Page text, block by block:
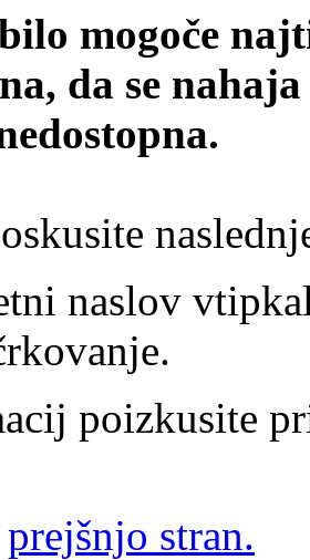
mogoče
da se
naslov
poizkusite
prejšnjo stran.